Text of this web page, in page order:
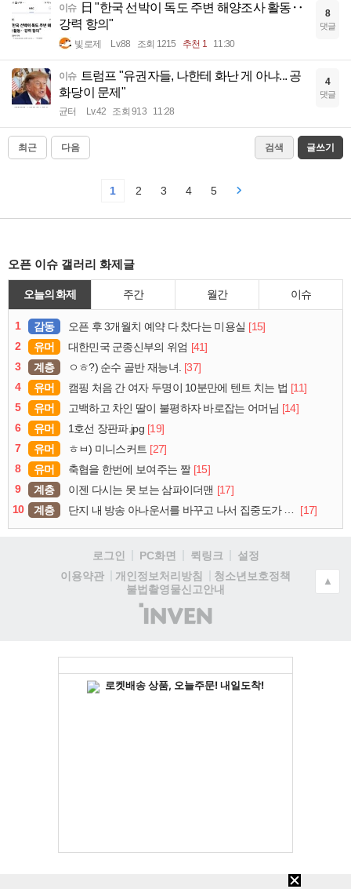
이슈
日 "한국 선박이 독도 주변 해양조사 활동‥
강력 항의"
빛로제 Lv.88 조회 1215 추천 1 11:30
8
댓글
이슈 트럼프 "유권자들, 나한테 화난 게 아냐... 공
화당이 문제"
균터 Lv.42 조회 913 11:28
4
댓글
최근 다음 검색 글쓰기
1 2 3 4 5
오픈 이슈 갤러리 화제글
오늘의 화제 주간 월간 이슈
1 감동 오픈 후 3개월치 예약 다 찼다는 미용실 [15]
2
유머 대한민국 군종신부의 위엄 [41]
3
계층 ㅇㅎ?) 순수 골반 재능녀. [37]
4
유머 캠핑 처음 간 여자 두명이 10분만에 텐트 치는 법 [11]
5
유머 고백하고 차인 딸이 불평하자 바로잡는 어머님 [14]
6
유머 1호선 장판파.jpg [19]
7
유머 ㅎㅂ) 미니스커트 [27]
8
유머 축협을 한번에 보여주는 짤 [15]
9
계층 이젠 다시는 못 보는 삼파이더맨 [17]
10
계층 단지 내 방송 아나운서를 바꾸고 나서 집중도가 확 올라갔다는 한 아파트의 안내방송 [17]
로그인 PC화면 퀵링크
설정
이용약관
개인정보처리방침
청소년보호정책
불법촬영물신고안내
(주)
인
▲